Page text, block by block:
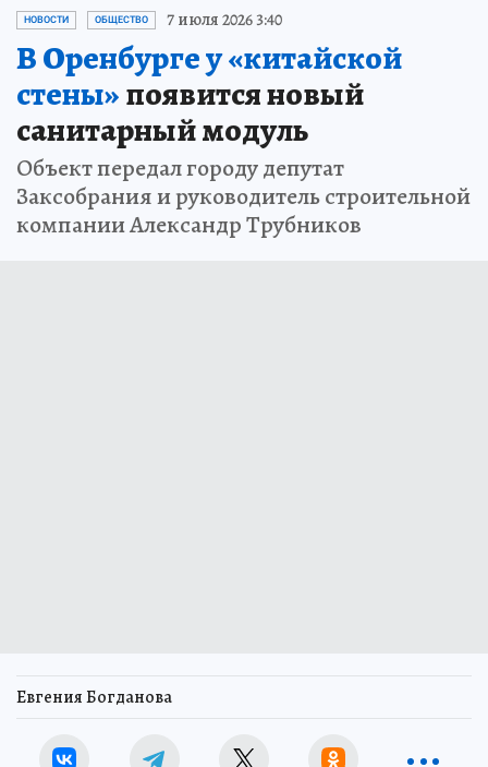
НОВОСТИ ОБЩЕСТВО 7 июля 2026 3:40
В Оренбурге у «китайской
стены»появится новый
санитарный модуль
Объект передал городу депутат
Заксобрания и руководитель строительной
компании Александр Трубников
Евгения Богданова